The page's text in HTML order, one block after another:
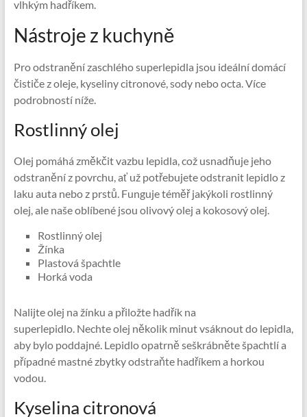
vlhkým hadříkem.
Nástroje z kuchyně
Pro odstranění zaschlého superlepidla jsou ideální domácí
čističe z oleje, kyseliny citronové, sody nebo octa. Více
podrobností níže.
Rostlinný olej
Olej pomáhá změkčit vazbu lepidla, což usnadňuje jeho
odstranění z povrchu, ať už potřebujete odstranit lepidlo z
laku auta nebo z prstů. Funguje téměř jakýkoli rostlinný
olej, ale naše oblíbené jsou olivový olej a kokosový olej.
Rostlinný olej
Žínka
Plastová špachtle
Horká voda
Nalijte olej na žínku a přiložte hadřík na
superlepidlo. Nechte olej několik minut vsáknout do lepidla,
aby bylo poddajné. Lepidlo opatrně seškrábněte špachtlí a
případné mastné zbytky odstraňte hadříkem a horkou
vodou.
Kyselina citronová